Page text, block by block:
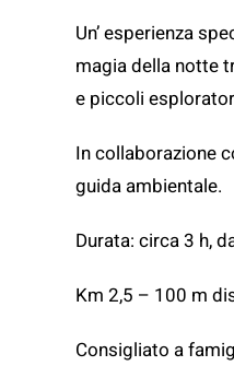
Un’ esperienza
magia della notte
e piccoli
In collaborazione
guida ambientale.
Durata: circa 3 h,
Km 2,5 – 100 m
Consigliato a